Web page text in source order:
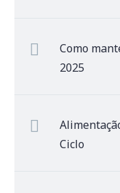
Como
2025
Ciclo